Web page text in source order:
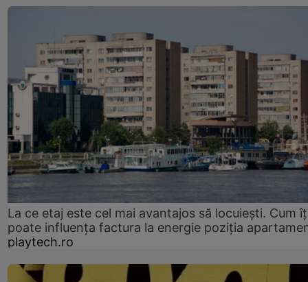
La ce etaj este cel mai avantajos să locuiești. Cum
poate influența factura la energie poziția
playtech.ro